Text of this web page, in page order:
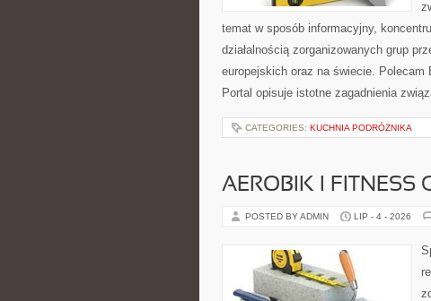
temat w sposób informacyjny,
działalnością zorganizowanych grup
europejskich oraz na świecie.
Portal opisuje istotne zagadnienia
CATEGORIES: KUCHNIA PODRÓŻNIKA
AEROBIK I FITNESS
POSTED BY ADMIN LIP - 4 - 2026